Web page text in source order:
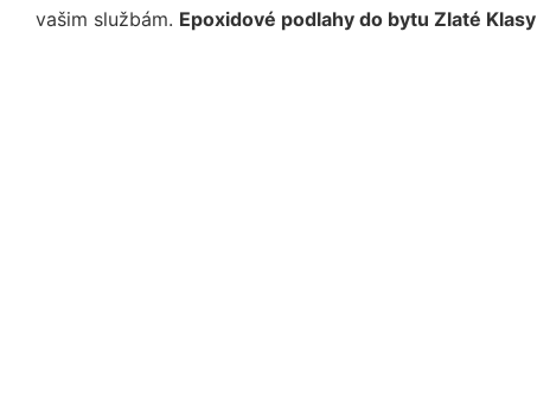
vašim službám. Epoxidové podlahy do bytu Zlaté Klasy